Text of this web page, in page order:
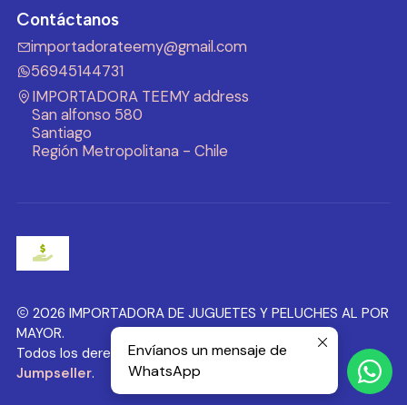
Contáctanos
importadorateemy@gmail.com
56945144731
IMPORTADORA TEEMY address
San alfonso 580
Santiago
Región Metropolitana - Chile
2026 IMPORTADORA DE JUGUETES Y PELUCHES AL POR
MAYOR.
Todos los derechos reservados.Desarrollado por
Jumpseller.
Envíanos un mensaje de
WhatsApp